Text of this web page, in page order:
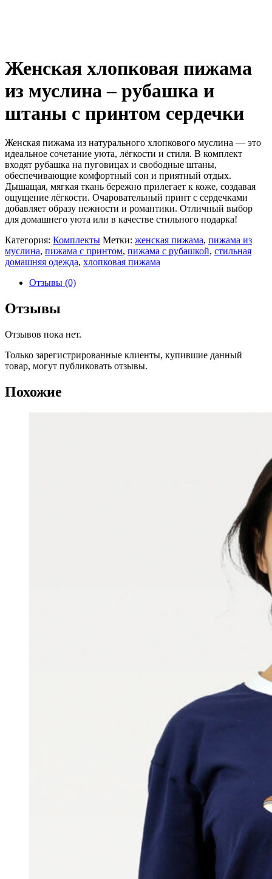
Женская хлопковая пижама
из муслина – рубашка и
штаны с принтом сердечки
Женская пижама из натурального хлопкового муслина — это
идеальное сочетание уюта, лёгкости и стиля. В комплект
входят рубашка на пуговицах и свободные штаны,
обеспечивающие комфортный сон и приятный отдых.
Дышащая, мягкая ткань бережно прилегает к коже, создавая
ощущение лёгкости. Очаровательный принт с сердечками
добавляет образу нежности и романтики. Отличный выбор
для домашнего уюта или в качестве стильного подарка!
Категория: Комплекты Метки: женская пижама, пижама из
муслина, пижама с принтом, пижама с рубашкой, стильная
домашняя одежда, хлопковая пижама
Отзывы (0)
Отзывы
Отзывов пока нет.
Только зарегистрированные клиенты, купившие данный
товар, могут публиковать отзывы.
Похожие